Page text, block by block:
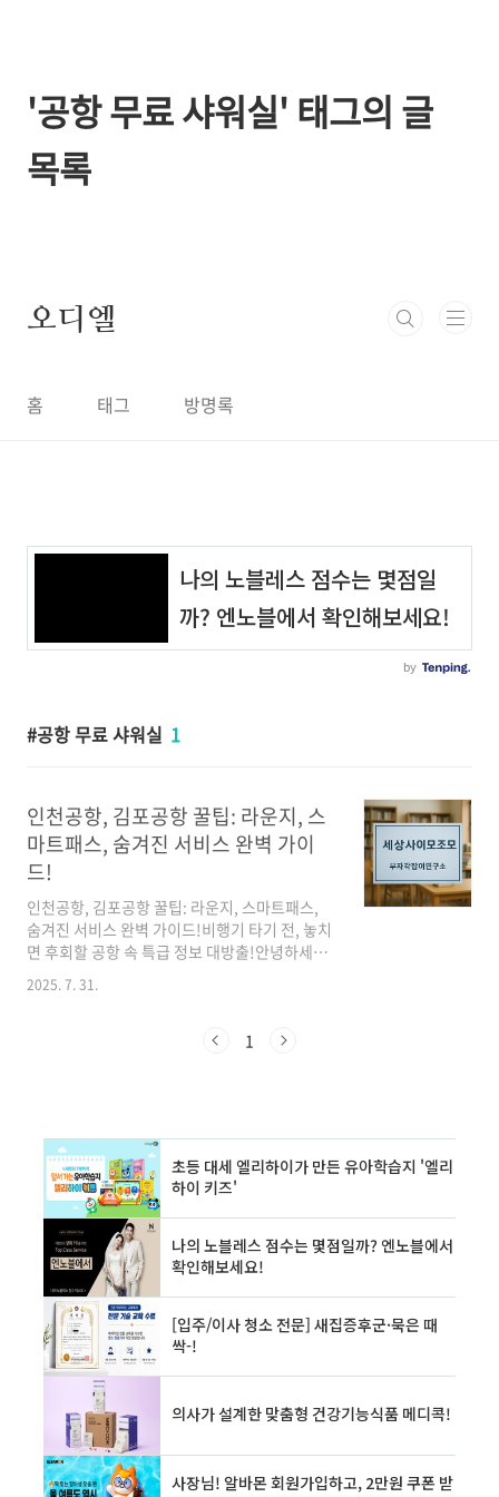
'공항 무료 샤워실' 태그의 글
목록
오디엘
홈 태그 방명록
공항 무료 샤워실 1
인천공항, 김포공항 꿀팁: 라운지, 스
마트패스, 숨겨진 서비스 완벽 가이
드!
인천공항, 김포공항 꿀팁: 라운지, 스마트패스,
숨겨진 서비스 완벽 가이드!비행기 타기 전, 놓치
면 후회할 공항 속 특급 정보 대방출!안녕하세요,
구독자 여러분! ✈️ 해외여행의 설렘을 안고 공항
에 도착했지만, 어쩐지 매번 복잡하고 시간이 오
들도 미처 알지 못했던 인천공항과 김포공항의
Drop) 서비스: 빈손으로 공항 가세요!😮 이것도
몰랐어? 공항 외부 거점에서 미리 수하물을 위탁
하고 탑승수속까지 마칠 수 있는 혁신적인 서비
스입니다. 짐 때문에 공항까지 가는 길에 힘..
2025. 7. 31.
1